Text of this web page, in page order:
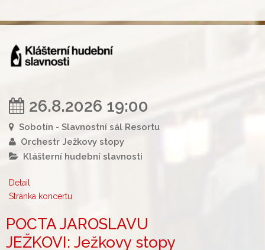
26.8.2026 19:00
Sobotín - Slavnostní sál Resortu
Orchestr Ježkovy stopy
Klášterní hudební slavnosti
Detail
Stránka koncertu
POCTA JAROSLAVU
JEŽKOVI: Ježkovy stopy